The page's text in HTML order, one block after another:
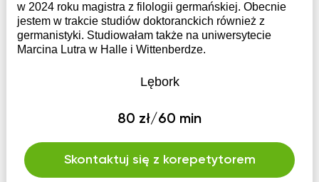
w 2024 roku magistra z filologii germańskiej. Obecnie
jestem w trakcie studiów doktoranckich również z
germanistyki. Studiowałam także na uniwersytecie
Marcina Lutra w Halle i Wittenberdze.
Lębork
80 zł/60 min
Skontaktuj się z korepetytorem